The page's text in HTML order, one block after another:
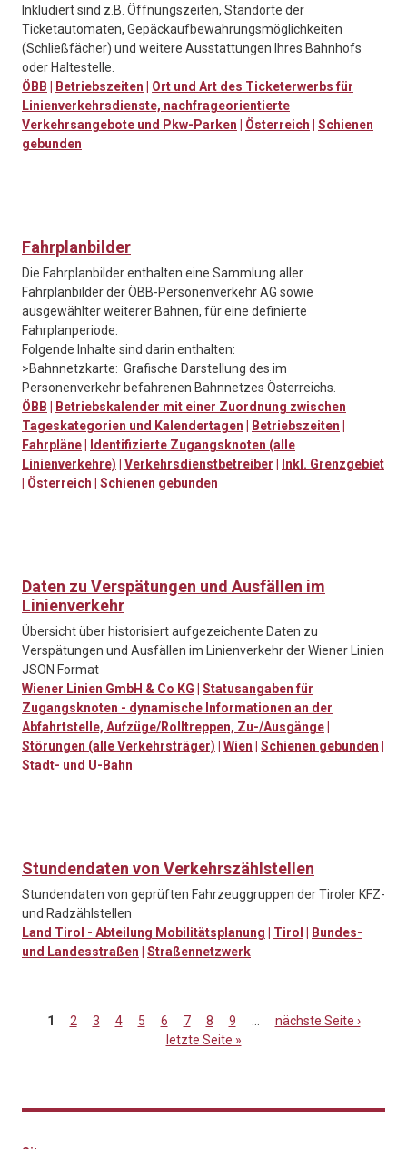
Inkludiert sind z.B. Öffnungszeiten, Standorte der
Ticketautomaten, Gepäckaufbewahrungsmöglichkeiten
(Schließfächer) und weitere Ausstattungen Ihres Bahnhofs
oder Haltestelle.
ÖBB
Betriebszeiten
Ort und Art des Ticketerwerbs für
Linienverkehrsdienste, nachfrageorientierte
Verkehrsangebote und Pkw-Parken
Österreich
Schienen
gebunden
Fahrplanbilder
Die Fahrplanbilder enthalten eine Sammlung aller
Fahrplanbilder der ÖBB-Personenverkehr AG sowie
ausgewählter weiterer Bahnen, für eine definierte
Fahrplanperiode.
Folgende Inhalte sind darin enthalten:
>Bahnnetzkarte: Grafische Darstellung des im
Personenverkehr befahrenen Bahnnetzes Österreichs.
ÖBB
Betriebskalender mit einer Zuordnung zwischen
Tageskategorien und Kalendertagen
Betriebszeiten
Fahrpläne
Identifizierte Zugangsknoten (alle
Linienverkehre)
Verkehrsdienstbetreiber
Inkl. Grenzgebiet
Österreich Schienen gebunden
Daten zu Verspätungen und Ausfällen im
Linienverkehr
Übersicht über historisiert aufgezeichente Daten zu
Verspätungen und Ausfällen im Linienverkehr der Wiener Linien
JSON Format
Wiener Linien GmbH & Co KG
Statusangaben für
Zugangsknoten - dynamische Informationen an der
Abfahrtstelle, Aufzüge/Rolltreppen, Zu-/Ausgänge
Störungen (alle Verkehrsträger)
Wien Schienen gebunden
Stadt- und U-Bahn
Stundendaten von Verkehrszählstellen
Stundendaten von geprüften Fahrzeuggruppen der Tiroler KFZ-
und Radzählstellen
Land Tirol - Abteilung Mobilitätsplanung
Tirol
Bundes-
und Landesstraßen
Straßennetzwerk
1 2 3 4 5 6 7 8 9
nächste Seite ›
letzte Seite »